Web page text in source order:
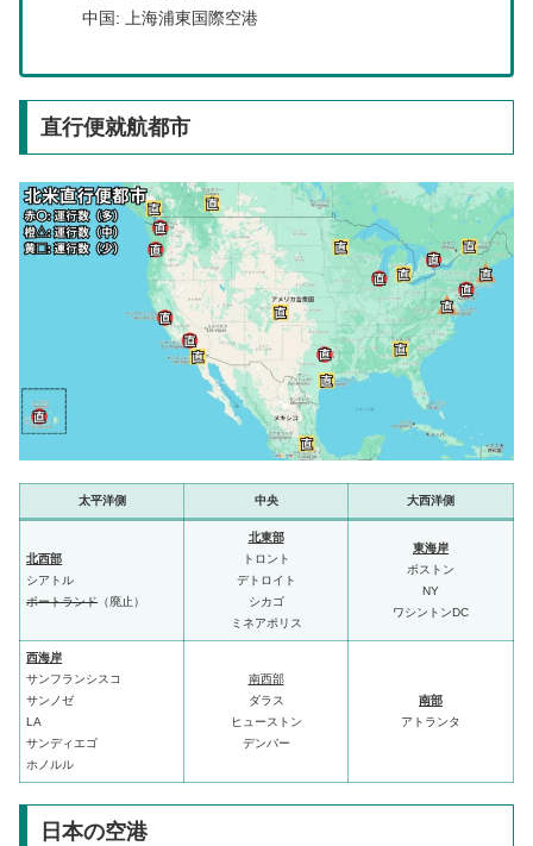
中国: 上海浦東国際空港
直行便就航都市
太平洋側 中央 大西洋側
北西部
シアトル
ポートランド（廃止）
北東部
トロント
デトロイト
シカゴ
ミネアポリス
東海岸
ボストン
NY
ワシントンDC
西海岸
サンフランシスコ
サンノゼ
LA
サンディエゴ
ホノルル
南西部
ダラス
ヒューストン
デンバー
南部
アトランタ
日本の空港